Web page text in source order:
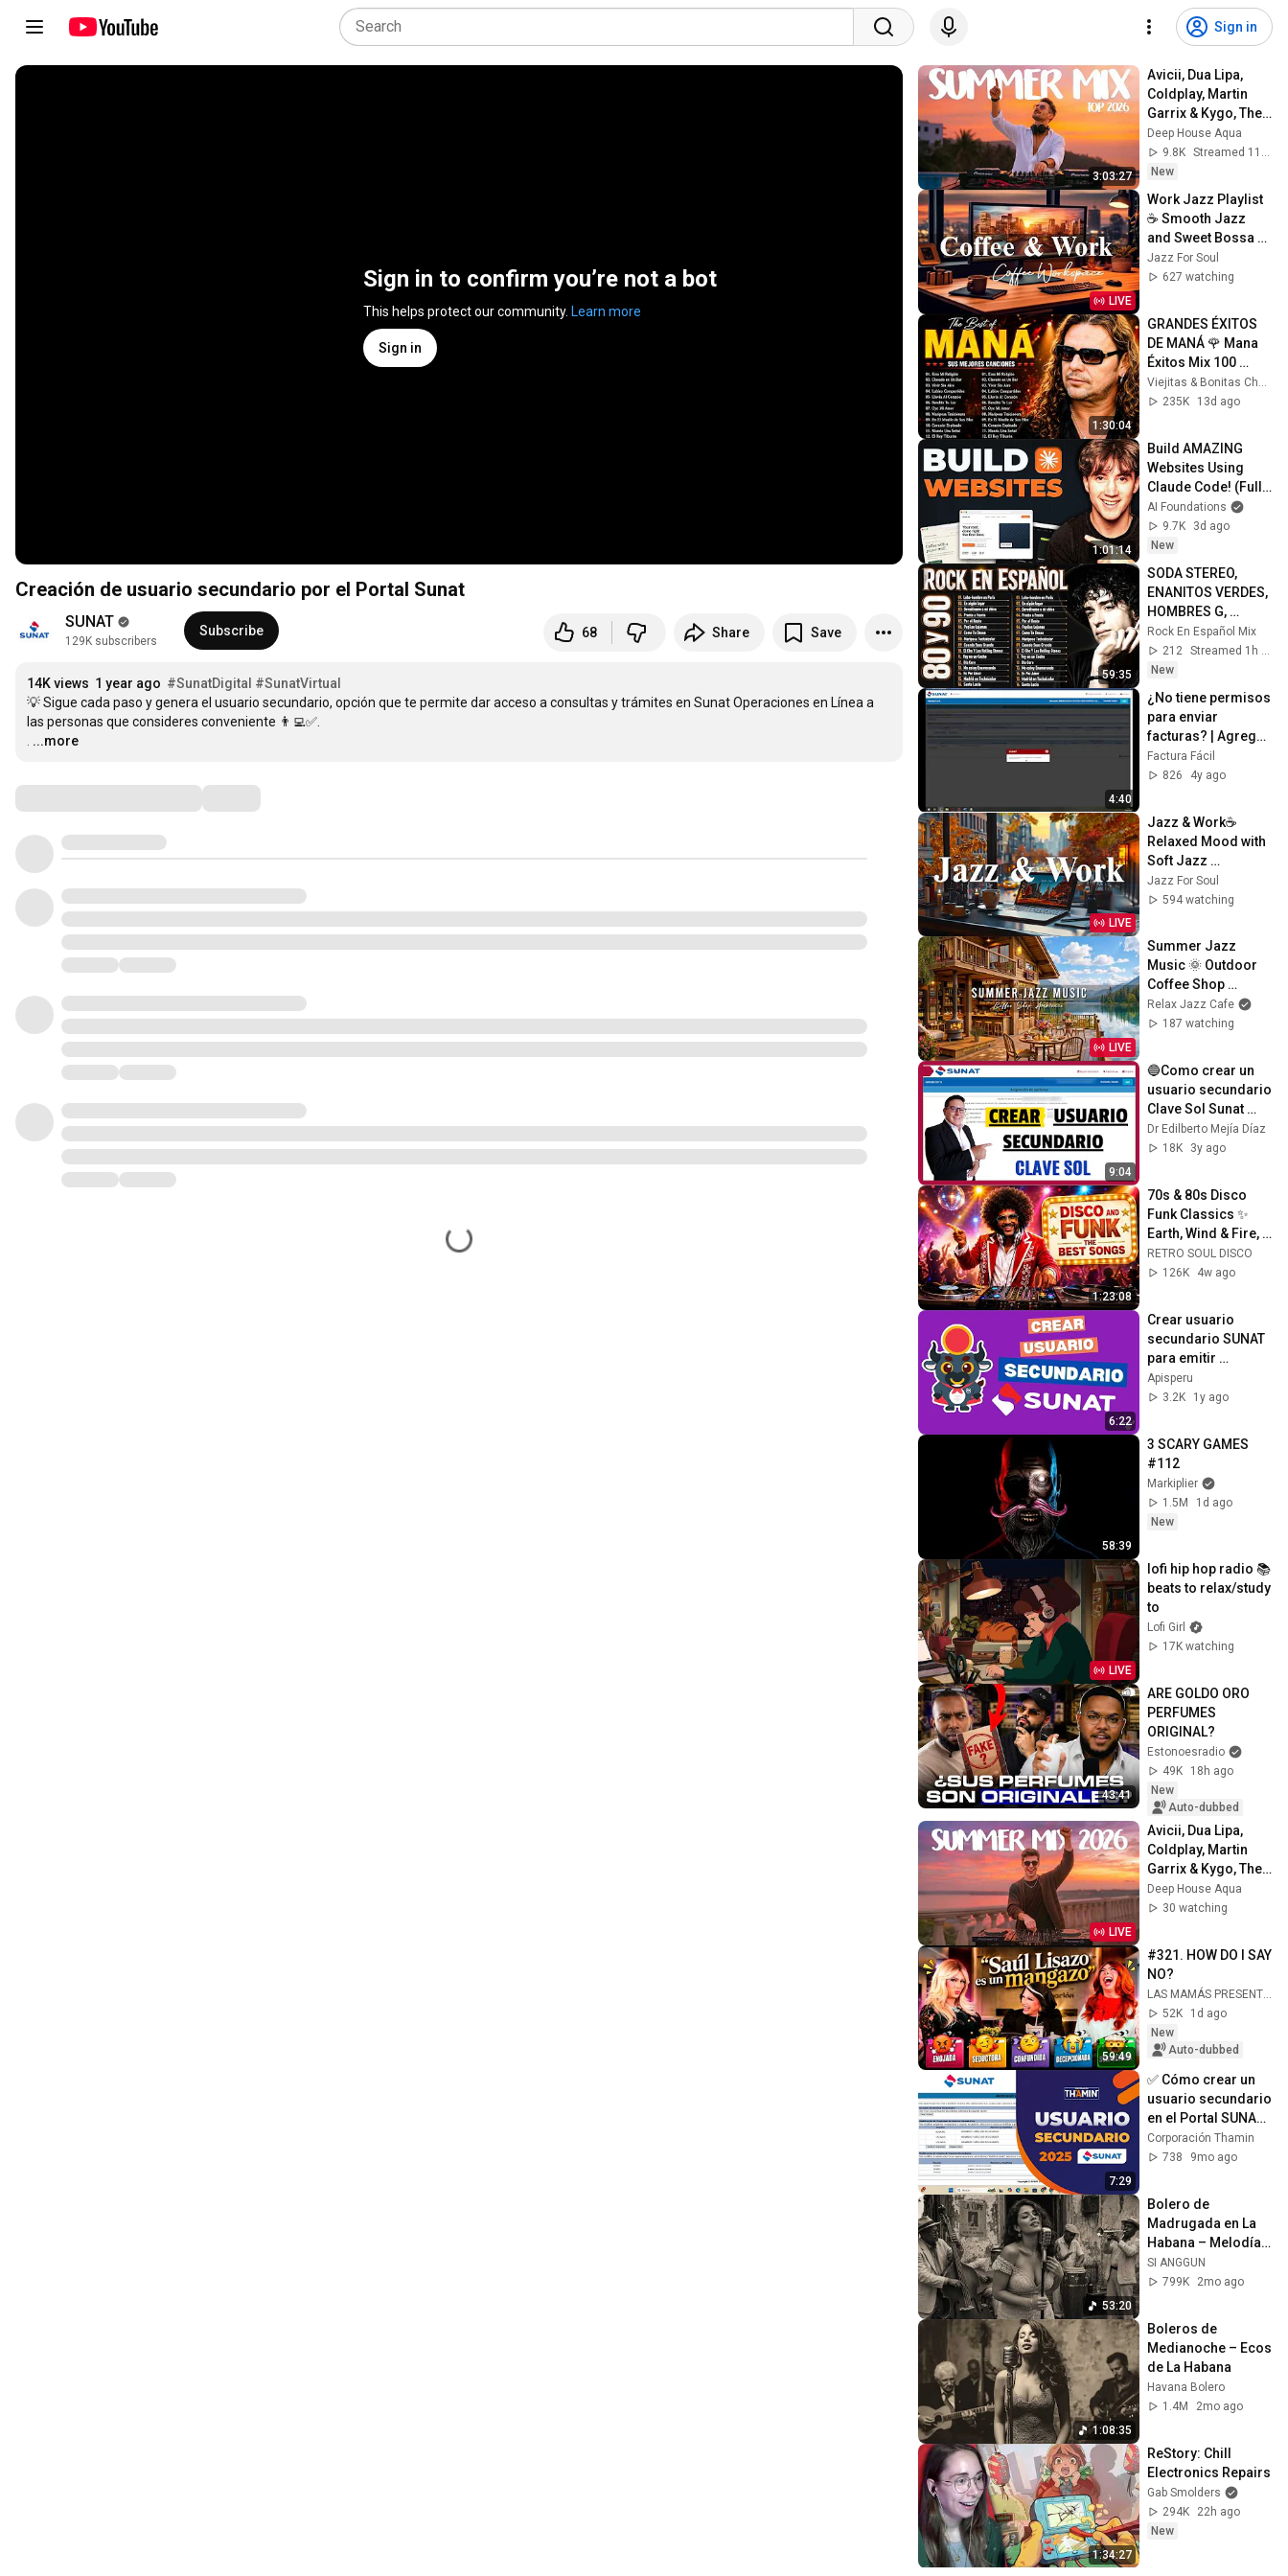
Sign in
Sign in to confirm you’re not a bot
This helps protect our community. Learn more
Sign in
Creación de usuario secundario por el Portal Sunat
SUNAT
129K subscribers
Subscribe 68 Share Save
14K views 1 year ago #SunatDigital #SunatVirtual
💡 Sigue cada paso y genera el usuario secundario, opción que te permite dar acceso a consultas y trámites en Sunat Operaciones en Línea a
las personas que consideres conveniente 👨‍💻✅.
…
...more
3:03:27
Avicii, Dua Lipa,
Coldplay, Martin
Garrix & Kygo, The
Chainsmokers
Style - SUMMER
DEEP HOUSE Mix
Deep House Aqua
9.8K
Streamed 11h ago
New
LIVE
Work Jazz Playlist
☕ Smooth Jazz
and Sweet Bossa
Nova Music for
Work, Study & Relax
Jazz For Soul
627 watching
1:30:04
GRANDES ÉXITOS
DE MANÁ 🌹 Mana
Éxitos Mix 100
Super Éxitos
Románticas
Viejitas & Bonitas Channel
235K
13d ago
1:01:14
Build AMAZING
Websites Using
Claude Code! (Full
Guide)
AI Foundations
9.7K
3d ago
New
59:35
SODA STEREO,
ENANITOS VERDES,
HOMBRES G,
CAIFANES, MANÁ -
ROCK EN ESPAÑOL
DE LOS 80 Y 90 MIX
Rock En Español Mix
212
New
4:40
¿No tiene permisos
para enviar
facturas? | Agregar
permisos Usuario
Secundario
Factura Fácil
826
4y ago
LIVE
Jazz & Work☕
Relaxed Mood with
Soft Jazz
Instrumental Music
& Relax Morning
Nova Coffee
Jazz For Soul
594 watching
LIVE
Summer Jazz
Music 🌞 Outdoor
Coffee Shop
Ambience &
Relaxing Jazz
for Studying
Relax Jazz Cafe
187 watching
9:04
🔵Como crear un
usuario secundario
Clave Sol Sunat
2023 - Actualizado
Dr Edilberto Mejía Díaz
18K
3y ago
1:23:08
70s & 80s Disco
Funk Classics ✨
Earth, Wind & Fire,
Kool & The Gang,
The Gap Band &
RETRO SOUL DISCO
126K
4w ago
6:22
Crear usuario
secundario SUNAT
para emitir
Facturas
electrónicas
Apisperu
3.2K
1y ago
58:39
3 SCARY GAMES
#112
Markiplier
1.5M
1d ago
New
LIVE
lofi hip hop radio 📚
beats to relax/study
to
Lofi Girl
17K watching
43:41
ARE GOLDO ORO
PERFUMES
ORIGINAL?
Estonoesradio
49K
18h ago
New
Auto-dubbed
LIVE
Avicii, Dua Lipa,
Coldplay, Martin
Garrix & Kygo, The
Chainsmokers
Style - SUMMER
Deep House Aqua
30 watching
59:49
#321. HOW DO I SAY
NO?
LAS MAMÁS PRESENTAN
52K
1d ago
New
Auto-dubbed
7:29
✅ Cómo crear un
usuario secundario
en el Portal SUNAT
paso a paso 2025
Corporación Thamin
738
9mo ago
53:20
Bolero de
Madrugada en La
Habana – Melodías
para el Alma
SI ANGGUN
799K
2mo ago
1:08:35
Boleros de
Medianoche – Ecos
de La Habana
Havana Bolero
1.4M
2mo ago
1:34:27
ReStory: Chill
Electronics Repairs
Gab Smolders
294K
22h ago
New